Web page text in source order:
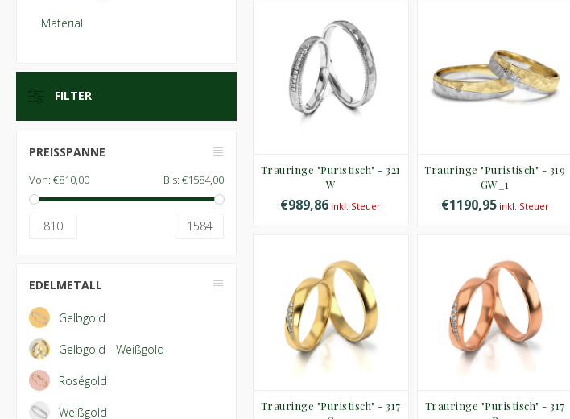
Trauringe "Puristisch" - 321
W
€989,86 inkl. Steuer
Trauringe "Puristisch" - 319
GW_1
€1190,95inkl. Steuer
Trauringe "Puristisch" - 317
Trauringe "Puristisch" - 317
Material
FILTER
PREISSPANNE
Von: €810,00 Bis: €1584,00
810 1584
EDELMETALL
Gelbgold
Gelbgold - Weißgold
Roségold
Weißgold